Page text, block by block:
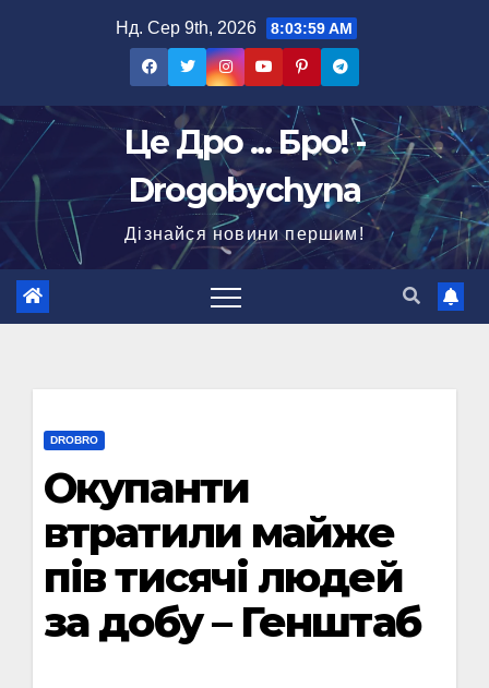
Нд. Сер 9th, 2026 8:04:00 AM
Це Дро ... Бро! -
Drogobychyna
Дізнайся новини першим!
DROBRO
Окупанти
втратили майже
пів тисячі людей
за добу – Генштаб